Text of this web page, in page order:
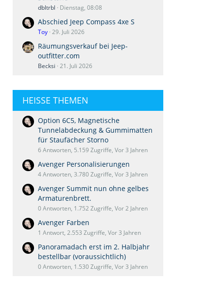
dbltrbl Dienstag, 08:08
Abschied Jeep Compass 4xe S
Toy 29. Juli 2026
Räumungsverkauf bei Jeep-
outfitter.com
Becksi 21. Juli 2026
HEISSE THEMEN
Option 6C5, Magnetische
Tunnelabdeckung & Gummimatten
für Staufächer Storno
6 Antworten, 5.159 Zugriffe, Vor 3 Jahren
Avenger Personalisierungen
4 Antworten, 3.780 Zugriffe, Vor 3 Jahren
Avenger Summit nun ohne gelbes
Armaturenbrett.
0 Antworten, 1.752 Zugriffe, Vor 2 Jahren
Avenger Farben
1 Antwort, 2.553 Zugriffe, Vor 3 Jahren
Panoramadach erst im 2. Halbjahr
bestellbar (voraussichtlich)
0 Antworten, 1.530 Zugriffe, Vor 3 Jahren